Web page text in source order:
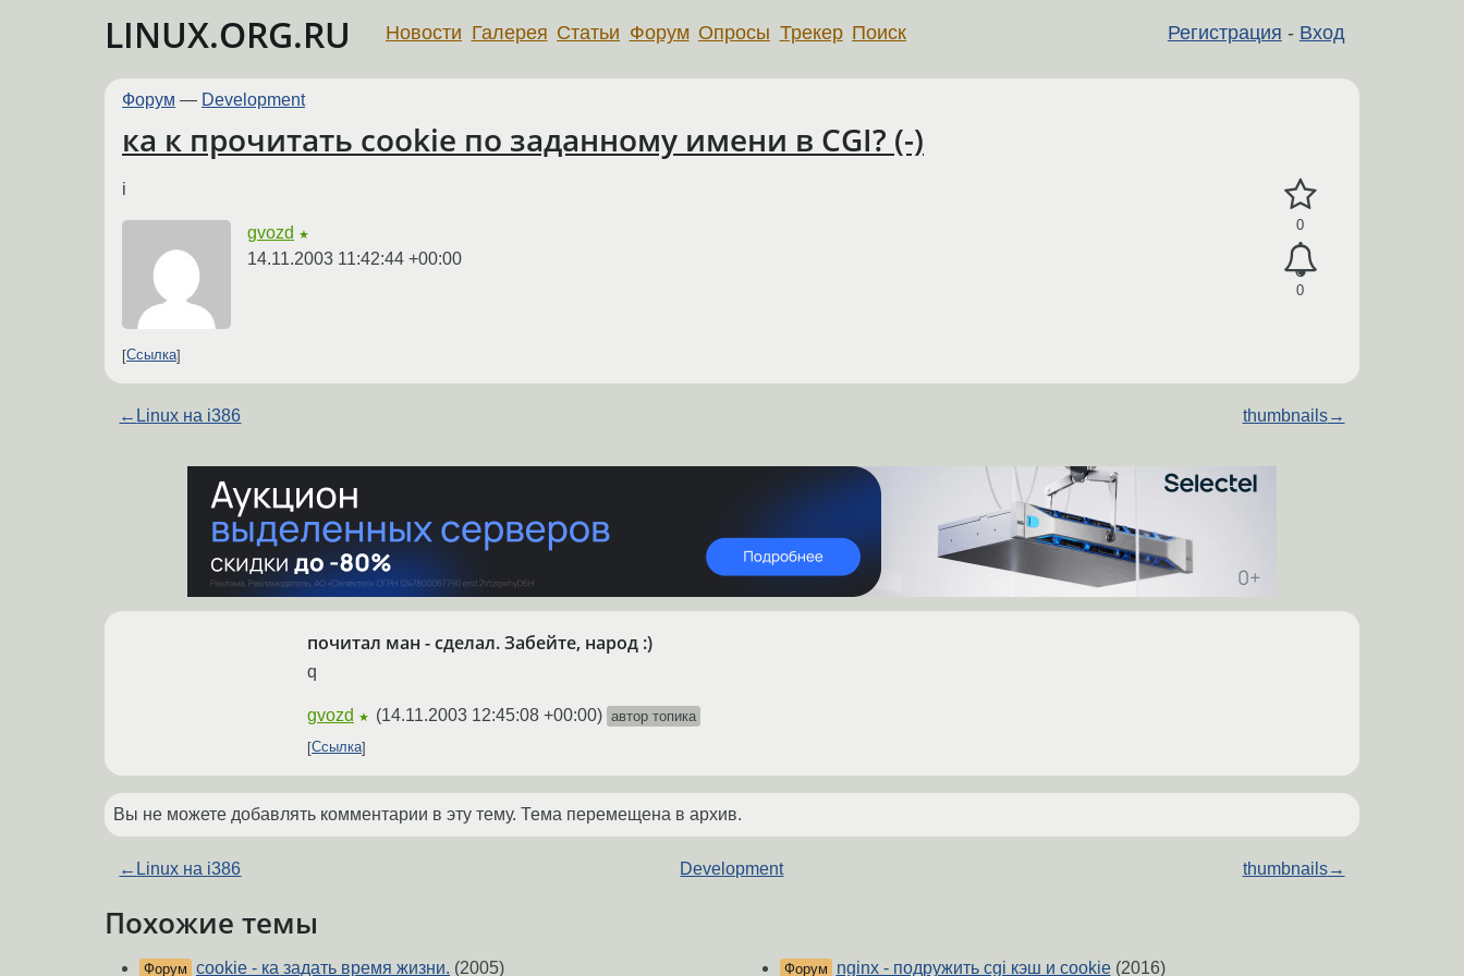
LINUX.ORG.RU Регистрация - Вход
Новости Галерея Статьи Форум Опросы Трекер Поиск
Форум — Development
ка к прочитать cookie по заданному имени в CGI? (-)
0
0
i
gvozd ★
14.11.2003 11:42:44 +00:00
Ссылка
← Linux на i386 thumbnails→
почитал ман - сделал. Забейте, народ :)
q
gvozd ★ (14.11.2003 12:45:08 +00:00) автор топика
Ссылка
Вы не можете добавлять комментарии в эту тему. Тема перемещена в архив.
← Linux на i386 Development thumbnails→
Похожие темы
Форум cookie - ка задать время жизни. (2005) Форум nginx - подружить cgi кэш и cookie(2016)